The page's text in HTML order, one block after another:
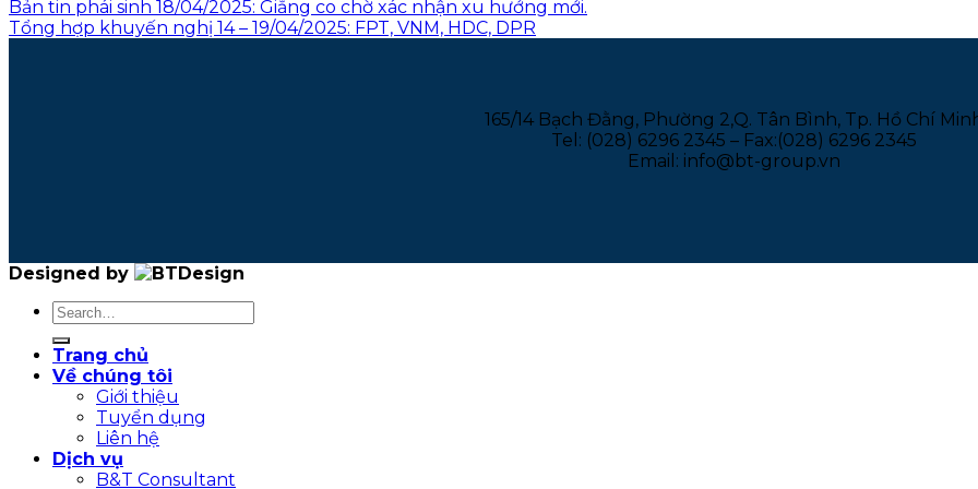
Bản tin phái sinh 18/04/2025: Giằng co chờ xác nhận xu hướng mới.
Tổng hợp khuyến nghị 14 – 19/04/2025: FPT, VNM, HDC, DPR
165/14 Bạch Đằng, Phường 2,Q. Tân Bình, Tp. Hồ Chí
Tel: (028) 6296 2345 – Fax:(028) 6296 2345
Email: info@bt-group.vn
Designed by
Trang chủ
Về chúng tôi
Giới thiệu
Tuyển dụng
Liên hệ
Dịch vụ
B&T Consultant